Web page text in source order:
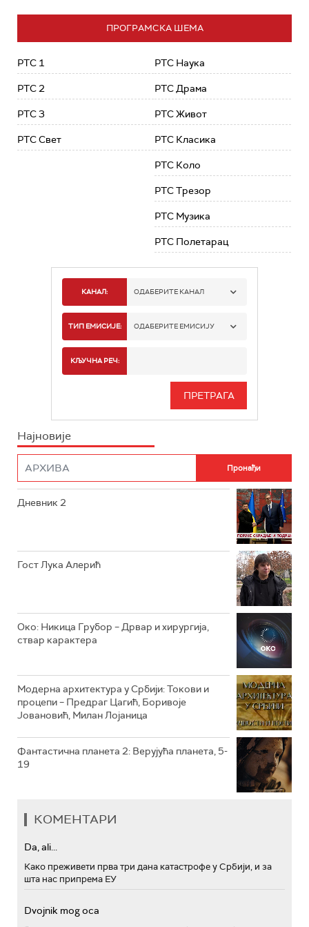
ПРОГРАМСКА ШЕМА
РТС 1
РТС 2
РТС 3
РТС Свет
РТС Наука
РТС Драма
РТС Живот
РТС Класика
РТС Коло
РТС Трезор
РТС Музика
РТС Полетарац
КАНАЛ: ОДАБЕРИТЕ КАНАЛ
РТС 1
РТС 3
ТИП ЕМИСИЈЕ: ОДАБЕРИТЕ ЕМИСИЈУ
ИНФО
КЉУЧНА РЕЧ:
Најновије
Дневник 2
Гост Лука Алерић
Око: Никица Грубор – Дрвар и хирургија,
ствар карактера
Модерна архитектура у Србији: Токови и
процепи – Предраг Цагић, Боривоје
Јовановић, Милан Лојаница
Фантастична планета 2: Верујућа планета, 5-
19
КОМЕНТАРИ
Da, ali...
Како преживети прва три дана катастрофе у Србији, и за
шта нас припрема ЕУ
Dvojnik mog oca